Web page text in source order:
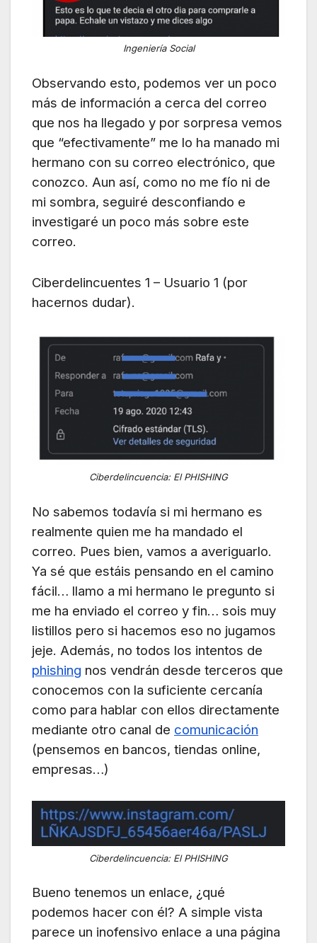
Ingeniería Social
Observando esto, podemos ver un poco
más de información a cerca del correo
que nos ha llegado y por sorpresa vemos
que “efectivamente” me lo ha manado mi
hermano con su correo electrónico, que
conozco. Aun así, como no me fío ni de
mi sombra, seguiré desconfiando e
investigaré un poco más sobre este
correo.
Ciberdelincuentes 1 – Usuario 1 (por
hacernos dudar).
Ciberdelincuencia: El PHISHING
No sabemos todavía si mi hermano es
realmente quien me ha mandado el
correo. Pues bien, vamos a averiguarlo.
Ya sé que estáis pensando en el camino
fácil… llamo a mi hermano le pregunto si
me ha enviado el correo y fin… sois muy
listillos pero si hacemos eso no jugamos
jeje. Además, no todos los intentos de
phishing nos vendrán desde terceros que
conocemos con la suficiente cercanía
como para hablar con ellos directamente
mediante otro canal de comunicación
(pensemos en bancos, tiendas online,
empresas…)
Ciberdelincuencia: El PHISHING
Bueno tenemos un enlace, ¿qué
podemos hacer con él? A simple vista
parece un inofensivo enlace a una página